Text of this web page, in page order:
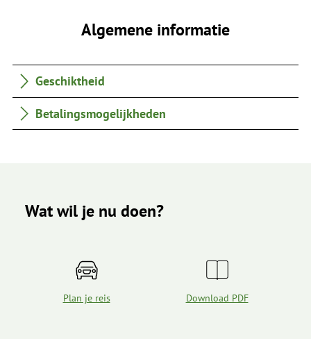
Algemene informatie
Geschiktheid
Betalingsmogelijkheden
Wat wil je nu doen?
Plan je reis Download PDF